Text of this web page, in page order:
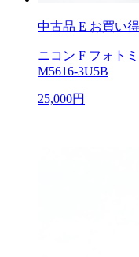
中古品 E お買い
ニコン F フォト
M5616-3U5B
25,000円